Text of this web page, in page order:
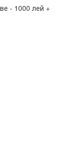
- 1000 лей +